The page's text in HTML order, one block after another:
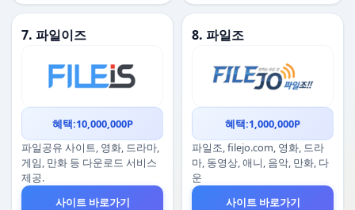
7. 파일이즈
혜택:10,000,000P
파일공유 사이트, 영화, 드라마,
게임, 만화 등 다운로드 서비스
제공.
사이트 바로가기
8. 파일조
혜택:1,000,000P
파일조, filejo.com, 영화, 드라
마, 동영상, 애니, 음악, 만화, 다
운
사이트 바로가기